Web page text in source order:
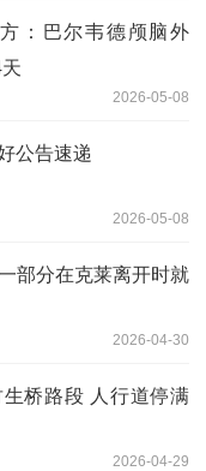
：巴尔韦德颅脑外
2026-05-08
公告速递
2026-05-08
部分在克莱离开时就
2026-04-30
桥路段 人行道停满
2026-04-29